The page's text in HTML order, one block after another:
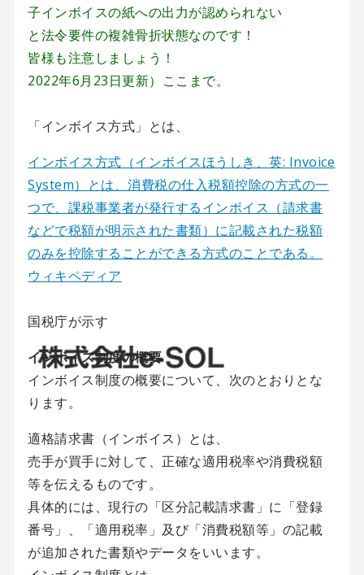
子インボイスの紙への出力が認められない
と法令要件の複雑骨折状態なのです！
皆様も注意しましょう！
2022年6月23日更新）ここまで。
「インボイス方式」とは、
インボイス方式（インボイスほうしき、英: Invoice
System）とは、消費税の仕入税額控除の方式の一
つで、課税事業者が発行するインボイス（請求書
などで税額が明示された書類）に記載された税額
のみを控除することができる方式のことである。
ウィキペディア
国税庁が示す
インボイス制度の概要
インボイス制度の概要について、次のとおりとな
ります。
適格請求書（インボイス）とは、
売手が買手に対して、正確な適用税率や消費税額
等を伝えるものです。
具体的には、現行の「区分記載請求書」に「登録
番号」、「適用税率」及び「消費税額等」の記載
が追加された書類やデータをいいます。